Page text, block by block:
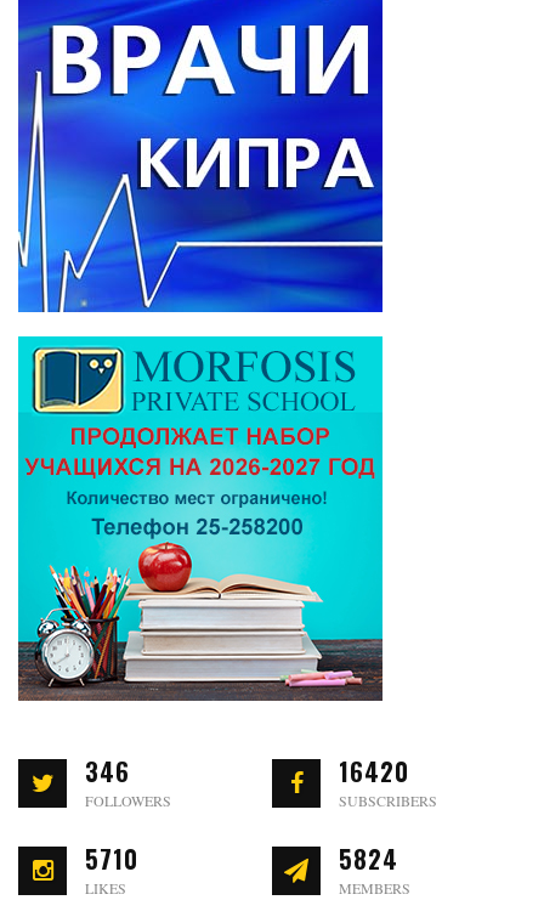
346
FOLLOWERS
16420
SUBSCRIBERS
5710
LIKES
5824
MEMBERS